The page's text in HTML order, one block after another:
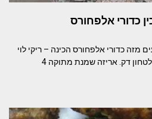
כדורי אלפחורס
מזה כדורי אלפחורס הכינה – ריקי לוי